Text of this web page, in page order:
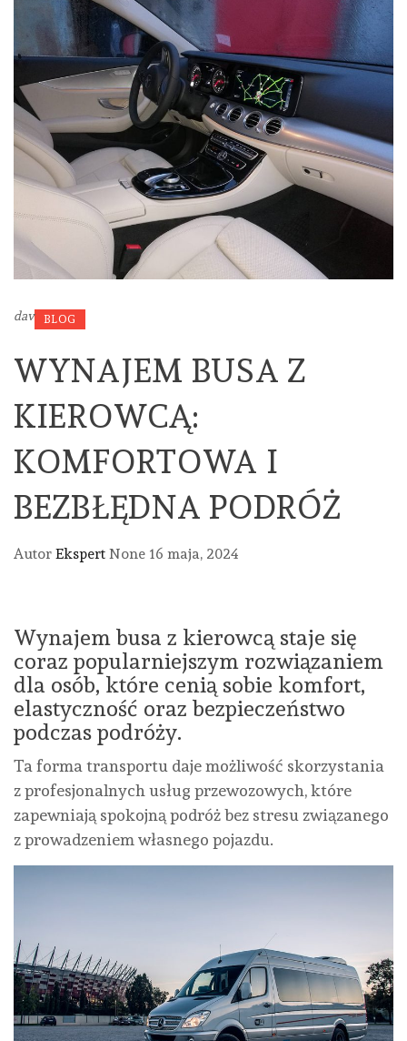
dav BLOG
WYNAJEM BUSA Z
KIEROWCĄ:
KOMFORTOWA I
BEZBŁĘDNA PODRÓŻ
Autor Ekspert None 16 maja, 2024
Wynajem busa z kierowcą staje się
coraz popularniejszym rozwiązaniem
dla osób, które cenią sobie komfort,
elastyczność oraz bezpieczeństwo
podczas podróży.
Ta forma transportu daje możliwość skorzystania
z profesjonalnych usług przewozowych, które
zapewniają spokojną podróż bez stresu związanego
z prowadzeniem własnego pojazdu.